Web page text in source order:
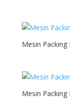
Mesin Packing
Mesin